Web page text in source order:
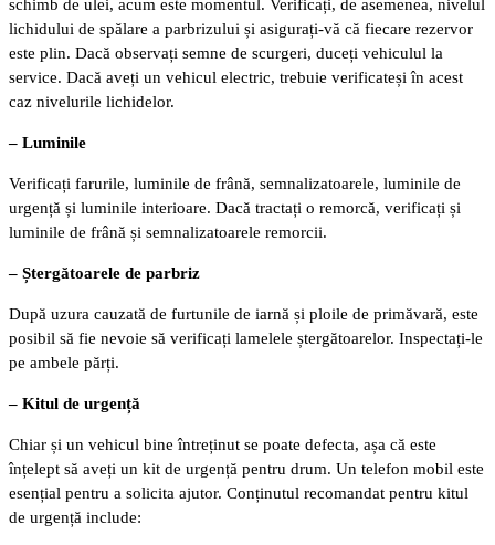
schimb de ulei, acum este momentul. Verificați, de asemenea, nivelul
lichidului de spălare a parbrizului și asigurați-vă că fiecare rezervor
este plin. Dacă observați semne de scurgeri, duceți vehiculul la
service. Dacă aveți un vehicul electric, trebuie verificateși în acest
caz nivelurile lichidelor.
– Luminile
Verificați farurile, luminile de frână, semnalizatoarele, luminile de
urgență și luminile interioare. Dacă tractați o remorcă, verificați și
luminile de frână și semnalizatoarele remorcii.
– Ștergătoarele de parbriz
După uzura cauzată de furtunile de iarnă și ploile de primăvară, este
posibil să fie nevoie să verificați lamelele ștergătoarelor. Inspectați-le
pe ambele părți.
– Kitul de urgență
Chiar și un vehicul bine întreținut se poate defecta, așa că este
înțelept să aveți un kit de urgență pentru drum. Un telefon mobil este
esențial pentru a solicita ajutor. Conținutul recomandat pentru kitul
de urgență include: